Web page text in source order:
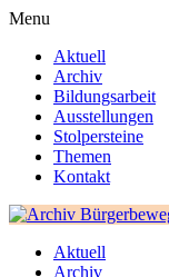
Menu
Aktuell
Archiv
Bildungsarbeit
Ausstellungen
Stolpersteine
Themen
Kontakt
Aktuell
Archiv